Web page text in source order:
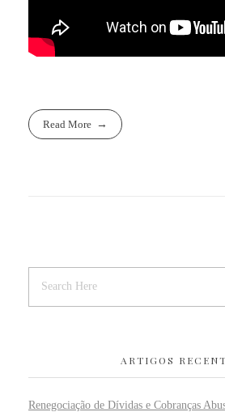
Read More
ARTIGOS
Renegociação de Dívidas e Cobranças